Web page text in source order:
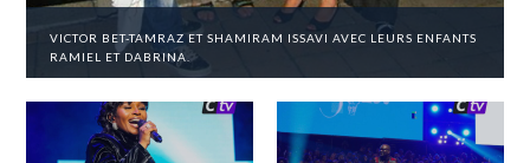
VICTOR BET-TAMRAZ ET SHAMIRAM ISSAVI AVEC LEURS ENFANTS
RAMIEL ET DABRINA.